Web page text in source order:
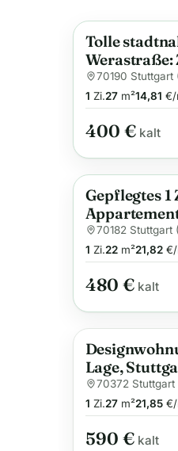
Anzeige
Tolle
abg. WC (27
Bad *
70190 Stuttgart
1 Zi.27m²14,81 €/
400 €kalt
Anzeige
Gepflegtes 1
Stuttgart,
70182 Stuttgart
1 Zi.22m²21,82€/
480 €kalt
Lage,
70372 Stuttgart
1 Zi.27m²21,85€/
590 €kalt